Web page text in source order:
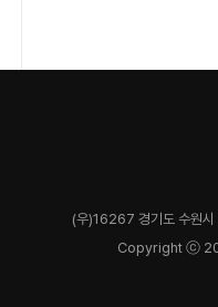
(우)16267 경기도 수원
Copyright ⓒ